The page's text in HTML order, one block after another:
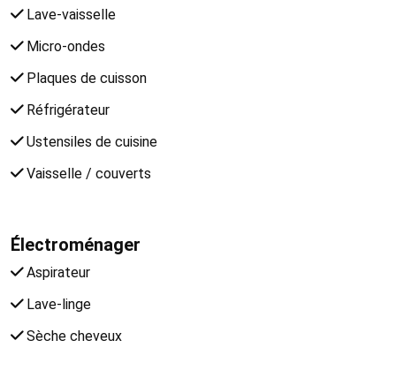
Lave-vaisselle
Micro-ondes
Plaques de cuisson
Réfrigérateur
Ustensiles de cuisine
Vaisselle / couverts
Électroménager
Aspirateur
Lave-linge
Sèche cheveux